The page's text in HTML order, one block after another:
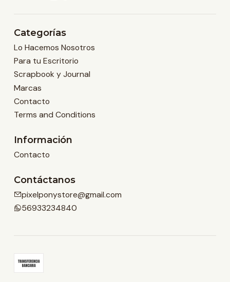
Categorías
Lo Hacemos Nosotros
Para tu Escritorio
Scrapbook y Journal
Marcas
Contacto
Terms and Conditions
Información
Contacto
Contáctanos
pixelponystore@gmail.com
56933234840